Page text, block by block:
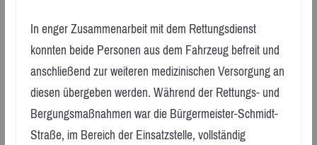
In enger Zusammenarbeit mit dem Rettungsdienst
konnten beide Personen aus dem Fahrzeug befreit und
anschließend zur weiteren medizinischen Versorgung an
diesen übergeben werden. Während der Rettungs- und
Bergungsmaßnahmen war die Bürgermeister-Schmidt-
Straße, im Bereich der Einsatzstelle, vollständig